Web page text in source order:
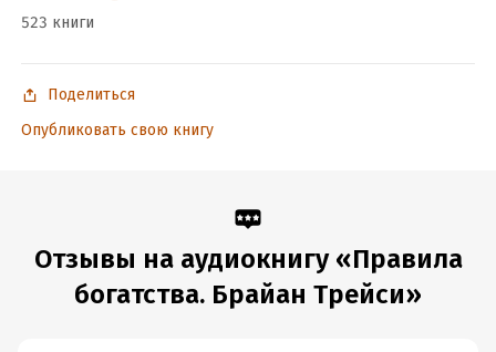
523 книги
Поделиться
Опубликовать свою книгу
Отзывы на аудиокнигу «Правила
богатства. Брайан Трейси»